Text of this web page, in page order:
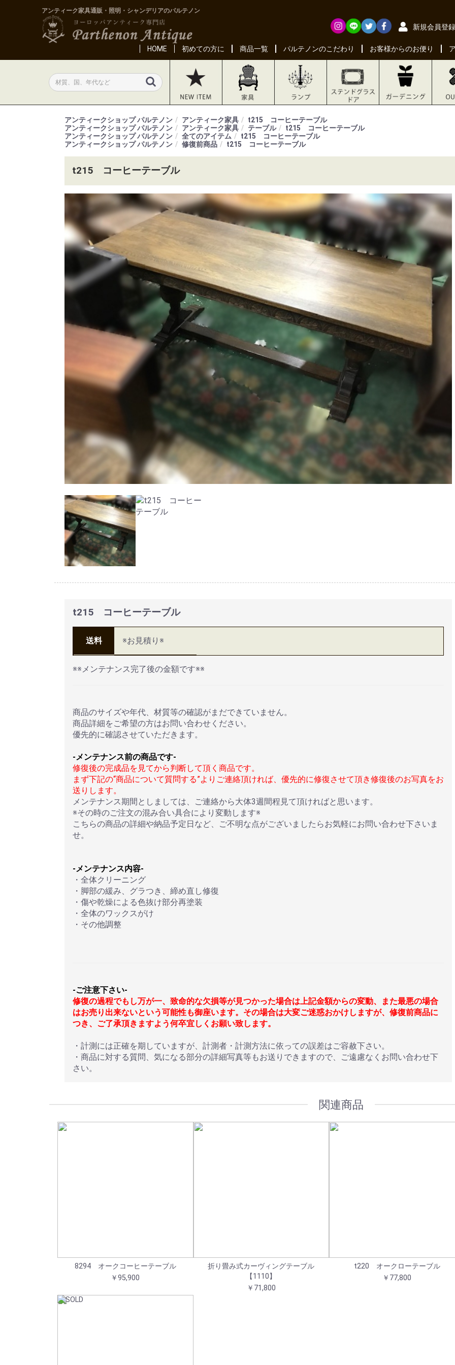
アンティーク家具通販・照明・シャンデリアのパルテノン
新規会員登録
HOME 初めての方に 商品一覧 パルテノンのこだわり お客様からのお便り
アンティークショップ パルテノン アンティーク家具
t215 コーヒーテーブル
アンティークショップ パルテノン
アンティーク家具 テーブル
t215 コーヒーテーブル
アンティークショップ パルテノン
全てのアイテム
t215 コーヒーテーブル
アンティークショップ パルテノン
修復前商品 t215 コーヒーテーブル
t215 コーヒーテーブル
t215 コーヒーテーブル
送料 ※お見積り※
※※メンテナンス完了後の金額です※※
商品のサイズや年代、材質等の確認がまだできていません。
商品詳細をご希望の方はお問い合わせください。
優先的に確認させていただきます。
-メンテナンス前の商品です-
修復後の完成品を見てから判断して頂く商品です。
まず下記の“商品について質問する”よりご連絡頂ければ、優先的に修復させて頂き修復後のお写真をお
送りします。
メンテナンス期間としましては、ご連絡から大体3週間程見て頂ければと思います。
※その時のご注文の混み合い具合により変動します※
こちらの商品の詳細や納品予定日など、ご不明な点がございましたらお気軽にお問い合わせ下さいま
せ。
-メンテナンス内容-
・全体クリーニング
・脚部の緩み、グラつき、締め直し修復
・傷や乾燥による色抜け部分再塗装
・全体のワックスがけ
・その他調整
-ご注意下さい-
修復の過程でもし万が一、致命的な欠損等が見つかった場合は上記金額からの変動、また最悪の場合
はお売り出来ないという可能性も御座います。その場合は大変ご迷惑おかけしますが、修復前商品に
つき、ご了承頂きますよう何卒宜しくお願い致します。
・計測には正確を期していますが、計測者・計測方法に依っての誤差はご容赦下さい。
・商品に対する質問、気になる部分の詳細写真等もお送りできますので、ご遠慮なくお問い合わせ下
さい。
関連商品
8294 オークコーヒーテーブル
￥95,900
折り畳み式カーヴィングテーブル
【1110】
￥71,800
t220 オークローテーブル
￥77,800